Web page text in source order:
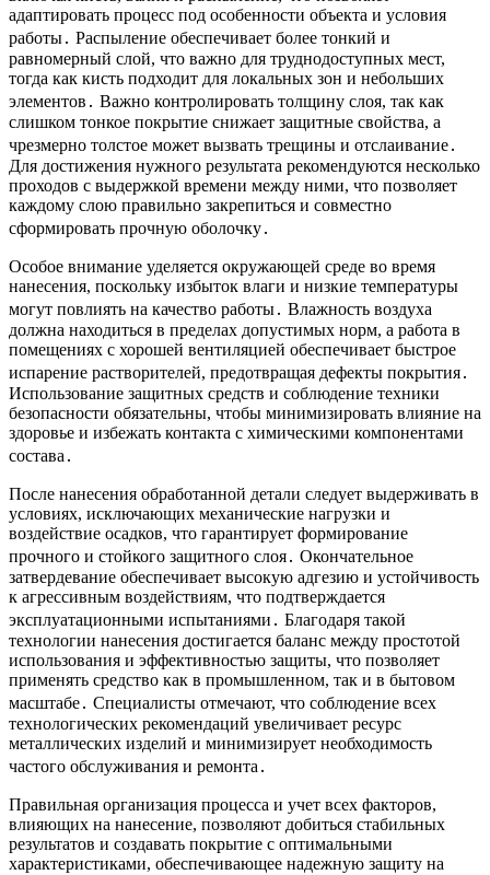
адаптировать процесс под особенности объекта и условия
работы․ Распыление обеспечивает более тонкий и
равномерный слой, что важно для труднодоступных мест,
тогда как кисть подходит для локальных зон и небольших
элементов․ Важно контролировать толщину слоя, так как
слишком тонкое покрытие снижает защитные свойства, а
чрезмерно толстое может вызвать трещины и отслаивание․
Для достижения нужного результата рекомендуются несколько
проходов с выдержкой времени между ними, что позволяет
каждому слою правильно закрепиться и совместно
сформировать прочную оболочку․
Особое внимание уделяется окружающей среде во время
нанесения, поскольку избыток влаги и низкие температуры
могут повлиять на качество работы․ Влажность воздуха
должна находиться в пределах допустимых норм, а работа в
помещениях с хорошей вентиляцией обеспечивает быстрое
испарение растворителей, предотвращая дефекты покрытия․
Использование защитных средств и соблюдение техники
безопасности обязательны, чтобы минимизировать влияние на
здоровье и избежать контакта с химическими компонентами
состава․
После нанесения обработанной детали следует выдерживать в
условиях, исключающих механические нагрузки и
воздействие осадков, что гарантирует формирование
прочного и стойкого защитного слоя․ Окончательное
затвердевание обеспечивает высокую адгезию и устойчивость
к агрессивным воздействиям, что подтверждается
эксплуатационными испытаниями․ Благодаря такой
технологии нанесения достигается баланс между простотой
использования и эффективностью защиты, что позволяет
применять средство как в промышленном, так и в бытовом
масштабе․ Специалисты отмечают, что соблюдение всех
технологических рекомендаций увеличивает ресурс
металлических изделий и минимизирует необходимость
частого обслуживания и ремонта․
Правильная организация процесса и учет всех факторов,
влияющих на нанесение, позволяют добиться стабильных
результатов и создавать покрытие с оптимальными
характеристиками, обеспечивающее надежную защиту на